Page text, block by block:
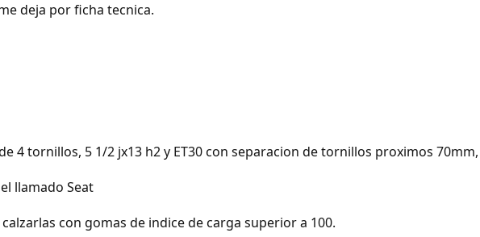
deja por ficha tecnica.
4 tornillos, 5 1/2 jx13 h2 y ET30 con separacion de tornillos proximos
llamado Seat
con gomas de indice de carga superior a 100.